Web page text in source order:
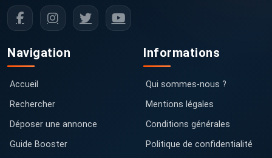
Navigation
Accueil
Rechercher
Déposer une annonce
Guide Booster
Informations
Qui sommes-nous ?
Mentions légales
Conditions générales
Politique de confidentialité